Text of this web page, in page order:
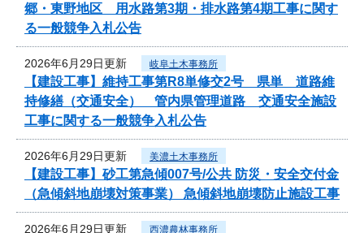
郷・東野地区 用水路第3期・排水路第4期工事に関す
る一般競争入札公告
2026年6月29日更新 岐阜土木事務所
【建設工事】維持工事第R8単修交2号 県単 道路維
持修繕（交通安全） 管内県管理道路 交通安全施設
工事に関する一般競争入札公告
2026年6月29日更新 美濃土木事務所
【建設工事】砂工第急傾007号/公共 防災・安全交付金
（急傾斜地崩壊対策事業） 急傾斜地崩壊防止施設工事
2026年6月29日更新 西濃農林事務所